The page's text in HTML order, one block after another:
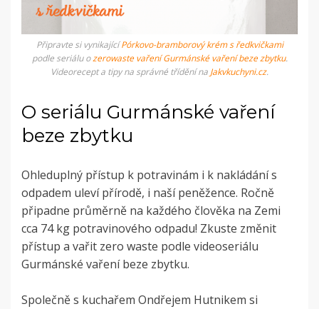
Připravte si vynikajícíPórkovo-bramborový krém s ředkvičkami
podle seriálu ozerowaste vaření Gurmánské vaření beze zbytku.
Videorecept a tipy na správné třídění na Jakvkuchyni.cz.
O seriálu Gurmánské vaření
beze zbytku
Ohleduplný přístup k potravinám i k nakládání s
odpadem uleví přírodě, i naší peněžence. Ročně
připadne průměrně na každého člověka na Zemi
cca 74 kg potravinového odpadu! Zkuste změnit
přístup a vařit zero waste podle videoseriálu
Gurmánské vaření beze zbytku.
Společně s kuchařem Ondřejem Hutnikem si